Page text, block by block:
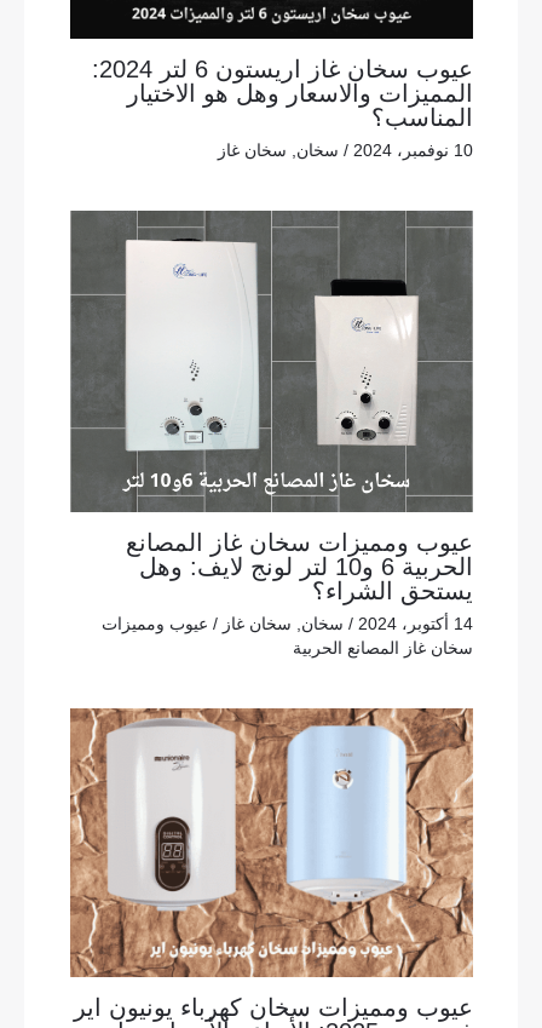
عيوب سخان غاز اريستون 6 لتر 2024:
المميزات والاسعار وهل هو الاختيار
المناسب؟
10 نوفمبر، 2024 / سخان سخان غاز
عيوب ومميزات سخان غاز المصانع
الحربية 6 و10 لتر لونج لايف: وهل
يستحق الشراء؟
14 أكتوبر، 2024 / سخان, سخان غاز / عيوب ومميزات
سخان غاز المصانع الحربية
عيوب ومميزات سخان كهرباء يونيون اير